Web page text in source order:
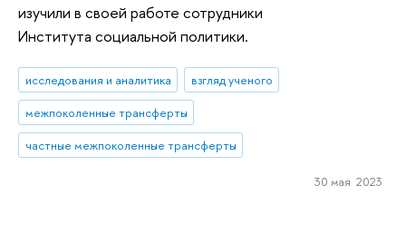
изучили в своей работе сотрудники
Института социальной политики.
исследования и аналитика
взгляд ученого
межпоколенные трансферты
частные межпоколенные трансферты
30 мая 2023